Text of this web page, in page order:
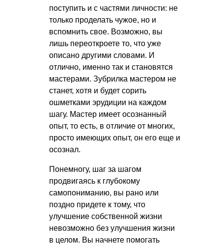
поступить и с частями личности: не
только проделать чужое, но и
вспомнить свое. Возможно, вы
лишь переоткроете то, что уже
описано другими словами. И
отлично, именно так и становятся
мастерами. Зубрилка мастером не
станет, хотя и будет сорить
ошметками эрудиции на каждом
шагу. Мастер имеет осознанный
опыт, то есть, в отличие от многих,
просто имеющих опыт, он его еще и
осознал.
Понемногу, шаг за шагом
продвигаясь к глубокому
самопониманию, вы рано или
поздно придете к тому, что
улучшение собственной жизни
невозможно без улучшения жизни
в целом. Вы начнете помогать